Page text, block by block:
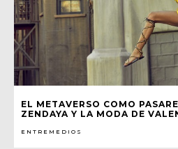
EL METAVERSO COMO
ZENDAYA Y LA MODA DE
ENTREMEDIOS